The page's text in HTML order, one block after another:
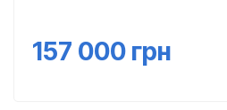
157 000 грн